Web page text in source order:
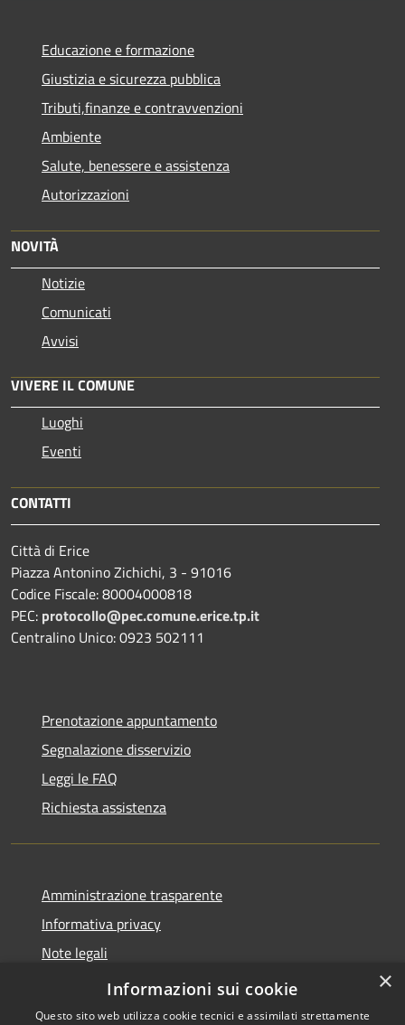
Educazione e formazione
Giustizia e sicurezza pubblica
Tributi,finanze e contravvenzioni
Ambiente
Salute, benessere e assistenza
Autorizzazioni
NOVITÀ
Notizie
Comunicati
Avvisi
VIVERE IL COMUNE
Luoghi
Eventi
CONTATTI
Città di Erice
Piazza Antonino Zichichi, 3 - 91016
Codice Fiscale: 80004000818
PEC: protocollo@pec.comune.erice.tp.it
Centralino Unico: 0923 502111
Prenotazione appuntamento
Segnalazione disservizio
Leggi le FAQ
Richiesta assistenza
Amministrazione trasparente
Informativa privacy
Note legali
Dichiarazione di accessibilità
×
Informazioni sui cookie
Questo sito web utilizza cookie tecnici e assimilati strettamente